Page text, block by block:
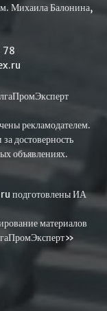
Михаила Балонина,
78
рекламодателем.
достоверность
объявлениях.
подготовлены ИА
материалов